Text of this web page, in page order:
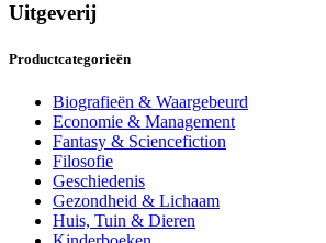
Uitgeverij
Productcategorieën
Biografieën & Waargebeurd
Economie & Management
Fantasy & Sciencefiction
Filosofie
Geschiedenis
Gezondheid & Lichaam
Huis, Tuin & Dieren